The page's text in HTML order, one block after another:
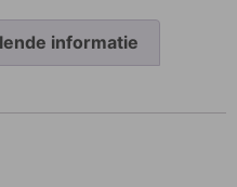
informatie